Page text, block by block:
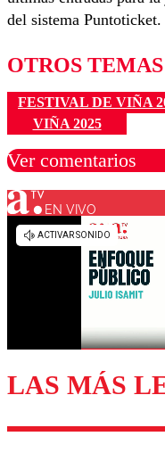
del sistema Puntoticket.
OTROS
FESTIVAL DE VIÑA
VIÑA 2025
Ver comentarios
Los comentarios
EN VIVO
LAS MÁS